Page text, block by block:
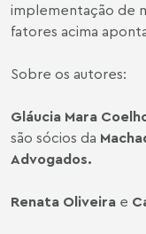
implementação de
fatores acima
Sobre os autores:
Gláucia Mara
são sócios da
Advogados.
Renata Oliveira e